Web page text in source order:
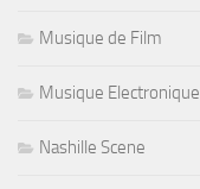
Musique de Film
Musique Electronique
Nashille Scene